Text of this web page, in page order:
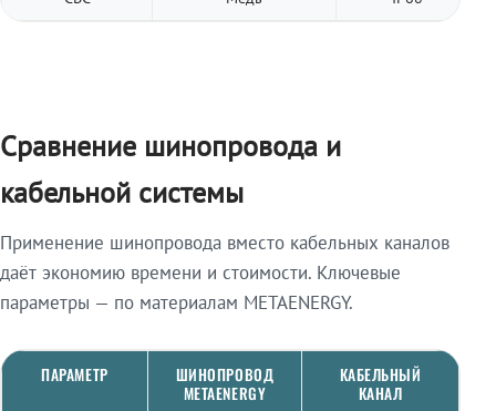
Сравнение шинопровода и
кабельной системы
Применение шинопровода вместо кабельных каналов
даёт экономию времени и стоимости. Ключевые
параметры — по материалам METAENERGY.
ПАРАМЕТР
ШИНОПРОВОД
METAENERGY
КАБЕЛЬНЫЙ
КАНАЛ